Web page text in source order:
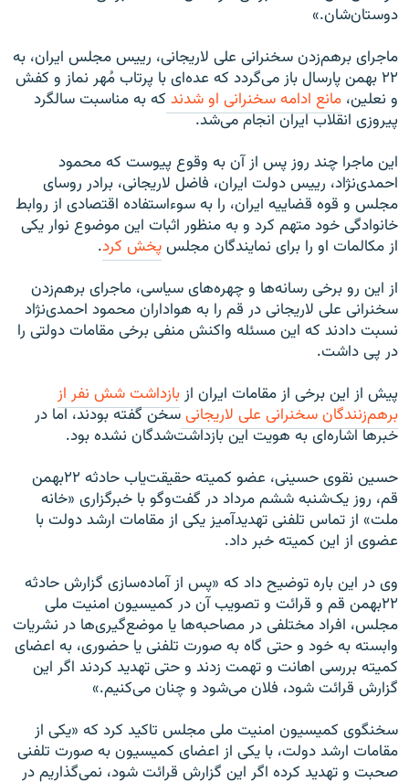
دوستان‌شان.»
ماجرای برهم‌زدن سخنرانی علی لاریجانی، رییس مجلس ایران، به
۲۲ بهمن پارسال باز می‌گردد که عده‌ای با پرتاب مُهر نماز و کفش
و نعلین، مانع ادامه سخنرانی او شدند که به مناسبت سالگرد
پیروزی انقلاب ایران انجام می‌شد.
این ماجرا چند روز پس از آن به وقوع پیوست که محمود
احمدی‌نژاد، رییس دولت ایران، فاضل لاریجانی، برادر روسای
مجلس و قوه قضاییه ایران، را به سوءاستفاده اقتصادی از روابط
خانوادگی خود متهم کرد و به منظور اثبات این موضوع نوار یکی
از مکالمات او را برای نمایندگان مجلسپخش کرد.
از این رو برخی رسانه‌ها و چهره‌های سیاسی، ماجرای برهم‌زدن
سخنرانی علی لاریجانی در قم را به هواداران محمود احمدی‌نژاد
نسبت دادند که این مسئله واکنش منفی برخی مقامات دولتی را
در پی داشت.
پیش از این برخی از مقامات ایران از بازداشت شش نفر از
برهم‌زنندگان سخنرانی علی لاریجانیسخن گفته بودند، اما در
خبرها اشاره‌ای به هویت این بازداشت‌شدگان نشده بود.
حسین نقوی حسینی، عضو کمیته حقیقت‌یاب حادثه ۲۲بهمن
قم، روز یک‌شنبه ششم مرداد در گفت‌وگو با خبرگزاری «خانه
ملت» از تماس تلفنی تهدیدآمیز یکی از مقامات ارشد دولت با
عضوی از این کمیته خبر داد.
وی در این باره توضیح داد که «پس از آماده‌سازی گزارش حادثه
۲۲بهمن قم و قرائت و تصویب آن در کمیسیون امنیت ملی
مجلس، افراد مختلفی در مصاحبه‌ها یا موضع‌گیری‌ها در نشریات
وابسته به خود و حتی گاه به صورت تلفنی یا حضوری، به اعضای
کمیته بررسی اهانت و تهمت زدند و حتی تهدید کردند اگر این
گزارش قرائت شود، فلان می‌شود و چنان می‌کنیم.»
سخنگوی کمیسیون امنیت ملی مجلس تاکید کرد که «یکی از
مقامات ارشد دولت، با یکی از اعضای کمیسیون به صورت تلفنی
صحبت و تهدید کرده اگر این گزارش قرائت شود، نمی‌گذاریم در